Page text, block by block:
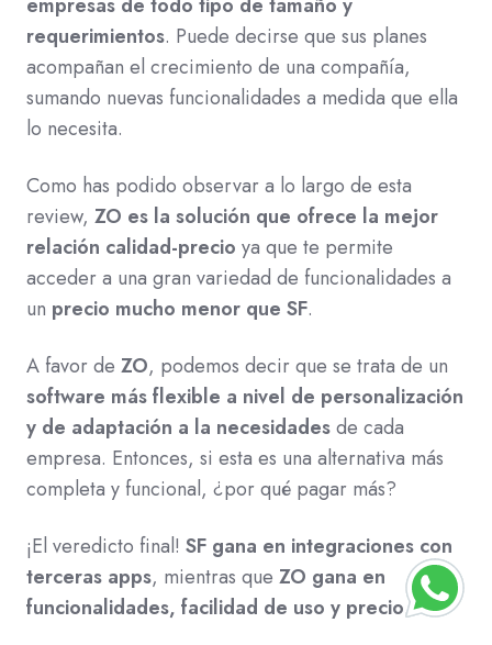
requerimientos. Puede decirse que sus planes
acompañan el crecimiento de una compañía,
sumando nuevas funcionalidades a medida que ella
lo necesita.
Como has podido observar a lo largo de esta
review, ZO es la solución que ofrece la mejor
relación calidad-precio ya que te permite
acceder a una gran variedad de funcionalidades a
un precio mucho menor que SF.
A favor de ZO, podemos decir que se trata de un
software más flexible a nivel de personalización
y de adaptación a la necesidadesde cada
empresa. Entonces, si esta es una alternativa más
completa y funcional, ¿por qué pagar más?
¡El veredicto final! SF gana en integraciones con
terceras apps, mientras que ZO gana en
funcionalidades, facilidad de uso y precio.